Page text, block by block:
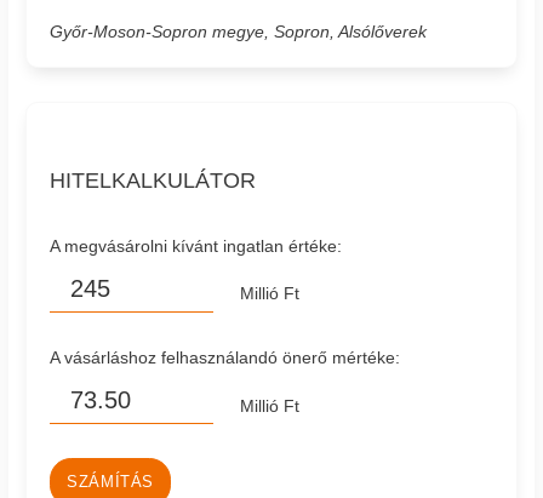
Győr-Moson-Sopron megye, Sopron, Alsólőverek
HITELKALKULÁTOR
A megvásárolni kívánt ingatlan értéke:
Millió Ft
A vásárláshoz felhasználandó önerő mértéke:
Millió Ft
SZÁMÍTÁS